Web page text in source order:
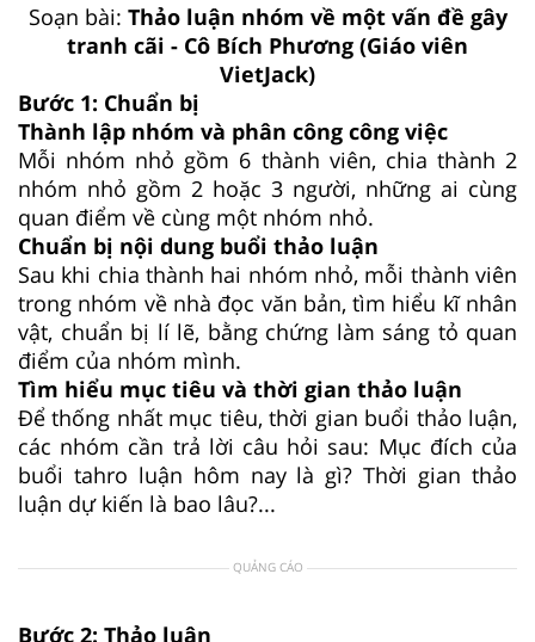
Soạn bài: Thảo luận nhóm về một vấn đề gây
tranh cãi - Cô Bích Phương (Giáo viên
VietJack)
Bước 1: Chuẩn bị
Thành lập nhóm và phân công công việc
Mỗi nhóm nhỏ gồm 6 thành viên, chia thành 2
nhóm nhỏ gồm 2 hoặc 3 người, những ai cùng
quan điểm về cùng một nhóm nhỏ.
Chuẩn bị nội dung buổi thảo luận
Sau khi chia thành hai nhóm nhỏ, mỗi thành viên
trong nhóm về nhà đọc văn bản, tìm hiểu kĩ nhân
vật, chuẩn bị lí lẽ, bằng chứng làm sáng tỏ quan
điểm của nhóm mình.
Tìm hiểu mục tiêu và thời gian thảo luận
Để thống nhất mục tiêu, thời gian buổi thảo luận,
các nhóm cần trả lời câu hỏi sau: Mục đích của
buổi tahro luận hôm nay là gì? Thời gian thảo
luận dự kiến là bao lâu?...
QUẢNG CÁO
Bước 2: Thảo luận